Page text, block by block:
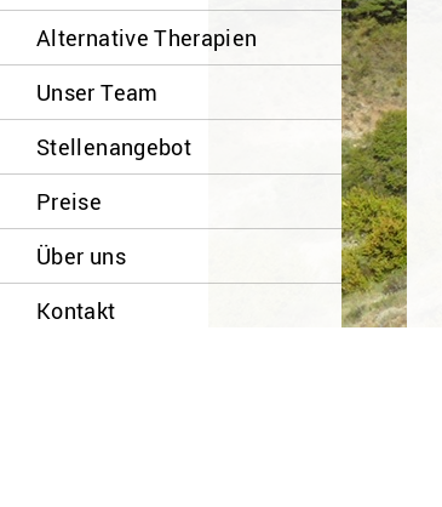
Alternative Therapien
Unser Team
Stellenangebot
Preise
Über uns
Kontakt